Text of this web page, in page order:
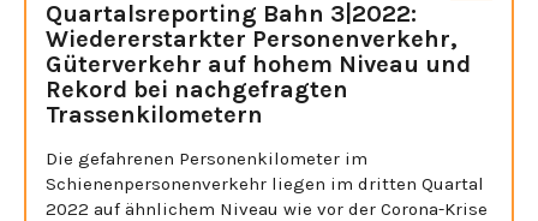
Quartalsreporting Bahn 3|2022:
Wiedererstarkter Personenverkehr,
Güterverkehr auf hohem Niveau und
Rekord bei nachgefragten
Trassenkilometern
Die gefahrenen Personenkilometer im
Schienenpersonenverkehr liegen im dritten Quartal
2022 auf ähnlichem Niveau wie vor der Corona-Krise